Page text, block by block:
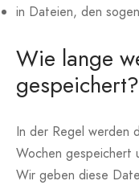
in Dateien, den
Wie lange
gespeichert?
In der Regel werden
Wochen gespeichert
Wir geben diese